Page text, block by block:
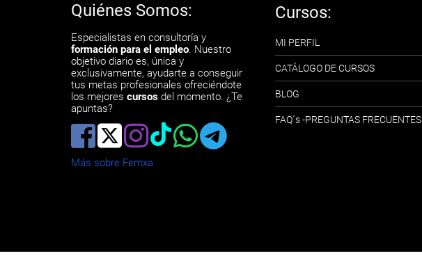
Quiénes Somos:
Especialistas en consultoría y
formación para el empleo. Nuestro
objetivo diario es, única y
exclusivamente, ayudarte a conseguir
tus metas profesionales ofreciéndote
los mejores cursos del momento. ¿Te
apuntas?
Más sobre Femxa
Cursos:
MI PERFIL
CATÁLOGO DE CURSOS
BLOG
FAQ´s -PREGUNTAS FRECUENTES